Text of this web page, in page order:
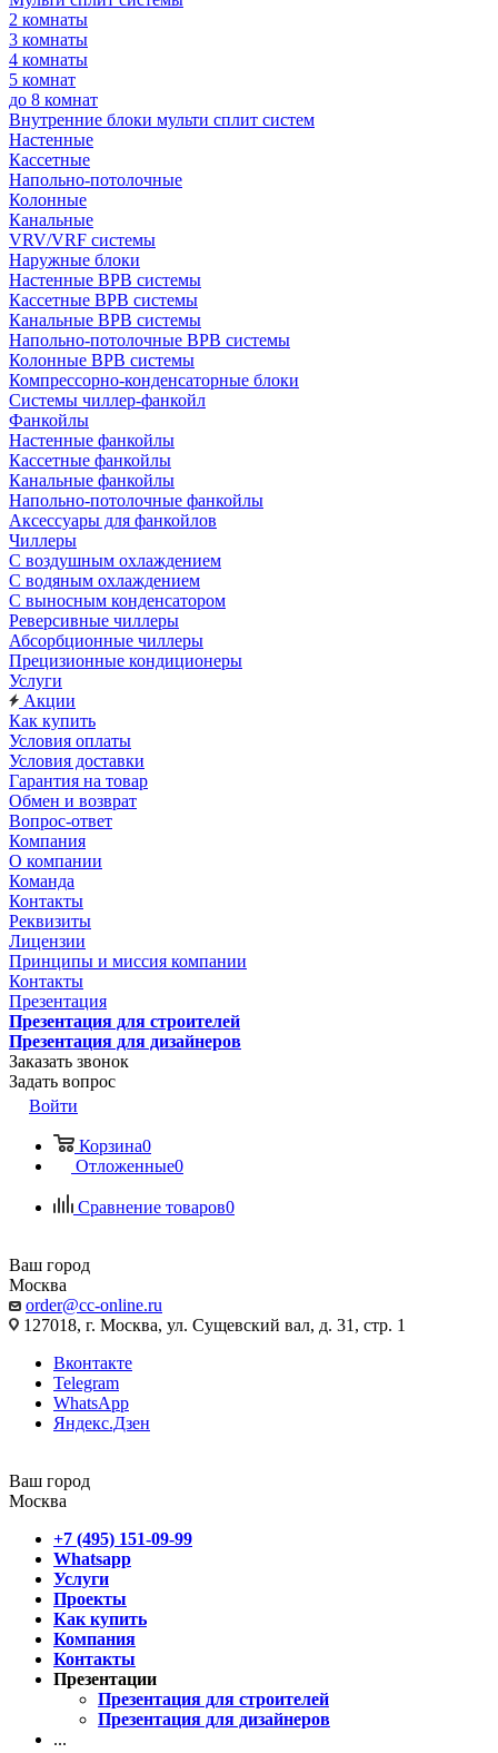
2 комнаты
3 комнаты
4 комнаты
5 комнат
до 8 комнат
Внутренние блоки мульти сплит систем
Настенные
Кассетные
Напольно-потолочные
Колонные
Канальные
VRV/VRF системы
Наружные блоки
Настенные ВРВ системы
Кассетные ВРВ системы
Канальные ВРВ системы
Напольно-потолочные ВРВ системы
Колонные ВРВ системы
Компрессорно-конденсаторные блоки
Системы чиллер-фанкойл
Фанкойлы
Настенные фанкойлы
Кассетные фанкойлы
Канальные фанкойлы
Напольно-потолочные фанкойлы
Аксессуары для фанкойлов
Чиллеры
С воздушным охлаждением
С водяным охлаждением
С выносным конденсатором
Реверсивные чиллеры
Абсорбционные чиллеры
Прецизионные кондиционеры
Услуги
Акции
Как купить
Условия оплаты
Условия доставки
Гарантия на товар
Обмен и возврат
Вопрос-ответ
Компания
О компании
Команда
Контакты
Реквизиты
Лицензии
Принципы и миссия компании
Контакты
Презентация
Презентация для строителей
Презентация для дизайнеров
Заказать звонок
Задать вопрос
Войти
Корзина0
Отложенные0
Сравнение товаров0
Ваш город
Москва
order@cc-online.ru
127018, г. Москва, ул. Сущевский вал, д. 31, стр. 1
Вконтакте
Telegram
WhatsApp
Яндекс.Дзен
Ваш город
Москва
+7 (495) 151-09-99
Whatsapp
Услуги
Проекты
Как купить
Компания
Контакты
Презентации
Презентация для строителей
Презентация для дизайнеров
...